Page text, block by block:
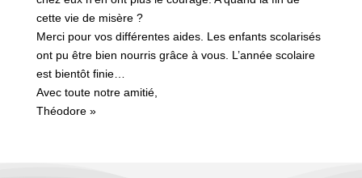
cette vie de misère ?
Merci pour vos différentes aides. Les enfants scolarisés
ont pu être bien nourris grâce à vous. L’année scolaire
est bientôt finie…
Avec toute notre amitié,
Théodore »